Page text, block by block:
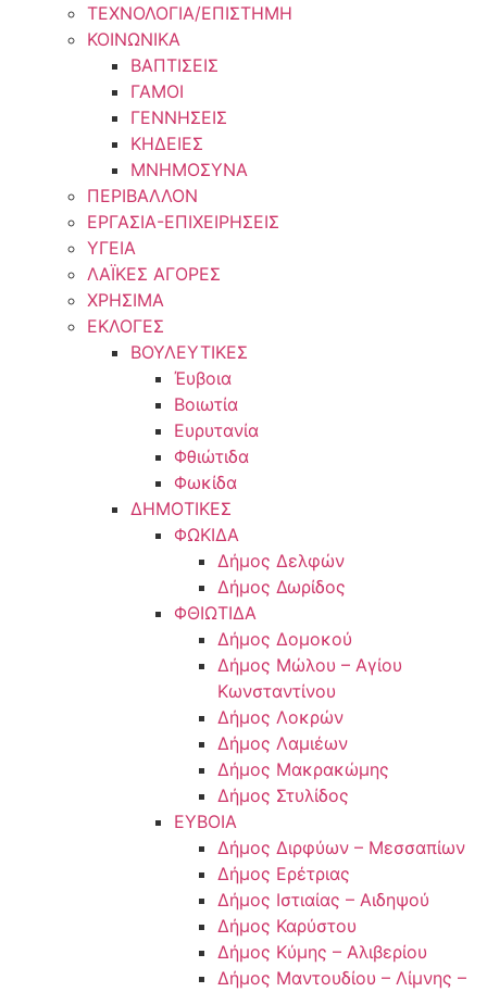
ΤΕΧΝΟΛΟΓΙΑ/ΕΠΙΣΤΗΜΗ
ΚΟΙΝΩΝΙΚΑ
ΒΑΠΤΙΣΕΙΣ
ΓΑΜΟΙ
ΓΕΝΝΗΣΕΙΣ
ΚΗΔΕΙΕΣ
ΜΝΗΜΟΣΥΝΑ
ΠΕΡΙΒΑΛΛΟΝ
ΕΡΓΑΣΙΑ-ΕΠΙΧΕΙΡΗΣΕΙΣ
ΥΓΕΙΑ
ΛΑΪΚΕΣ ΑΓΟΡΕΣ
ΧΡΗΣΙΜΑ
ΕΚΛΟΓΕΣ
ΒΟΥΛΕΥΤΙΚΕΣ
Έυβοια
Βοιωτία
Ευρυτανία
Φθιώτιδα
Φωκίδα
ΔΗΜΟΤΙΚΕΣ
ΦΩΚΙΔΑ
Δήμος Δελφών
Δήμος Δωρίδος
ΦΘΙΩΤΙΔΑ
Δήμος Δομοκού
Δήμος Μώλου – Αγίου
Κωνσταντίνου
Δήμος Λοκρών
Δήμος Λαμιέων
Δήμος Μακρακώμης
Δήμος Στυλίδος
ΕΥΒΟΙΑ
Δήμος Διρφύων – Μεσσαπίων
Δήμος Ερέτριας
Δήμος Ιστιαίας – Αιδηψού
Δήμος Καρύστου
Δήμος Κύμης – Αλιβερίου
Δήμος Μαντουδίου – Λίμνης –